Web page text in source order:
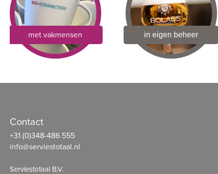
met vakmensen in eigen beheer
Contact
+31 (0)348-486 555
info@serviestotaal.nl
Serviestotaal B.V.